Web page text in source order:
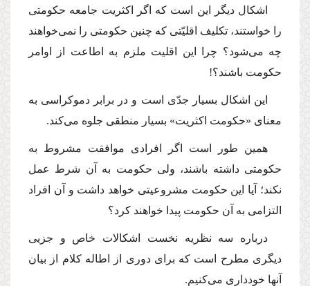
اشكال دیگر این است كه اگر اكثریت جامعه حكومتى
را خواستند، تكلیف اقلیّتى كه چنین حكومتى را نمى‌خواهند
چه مى‌شود؟ چرا این اقلیت ملزم به اطاعت از اوامر
حكومت باشند؟!
این اشكال بسیار جدّى است و در برابر دموكراسى به
معناى «حكومت اكثریت» بسیار منطقى جلوه مى‌كند.
همین طور است اگر افرادى موافقت مشروط به
حكومتى داشته باشند، ولى حكومت به آن شرط عمل
نكند؛ آیا این حكومت مشروعیتى خواهد داشت و آن افراد
التزامى به آن حكومت پیدا خواهند كرد؟
درباره سه نظریه نخست اشكالات خاص و جزیى
دیگرى مطرح است كه براى دورى از اطاله كلام از بیان
آنها خوددارى مى‌كنیم.